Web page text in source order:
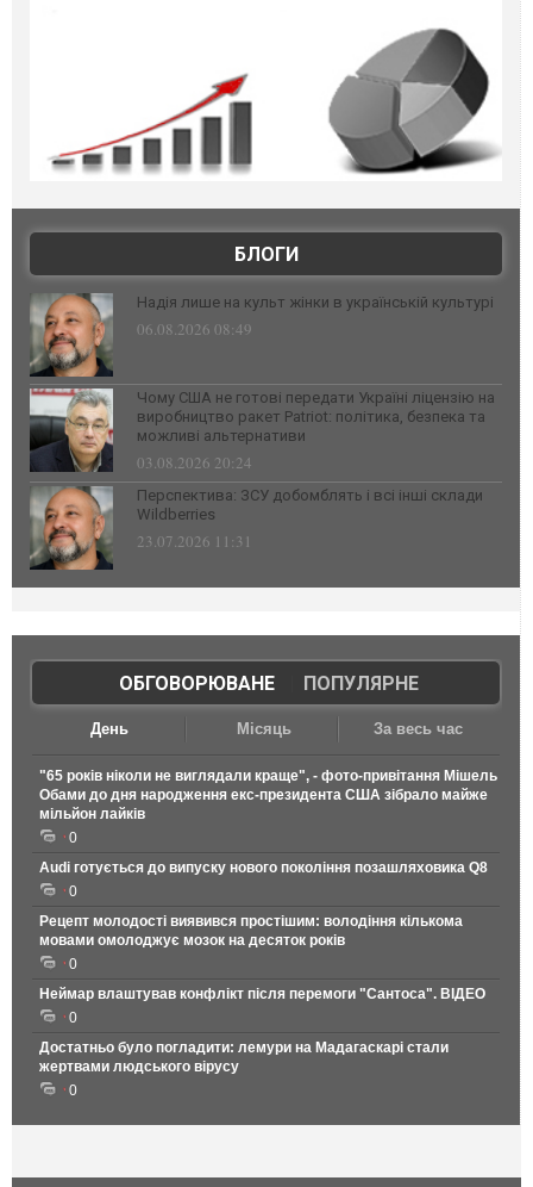
БЛОГИ
Надія лише на культ жінки в українській культурі
06.08.2026 08:49
Чому США не готові передати Україні ліцензію на
виробництво ракет Patriot: політика, безпека та
можливі альтернативи
03.08.2026 20:24
Перспектива: ЗСУ добомблять і всі інші склади
Wildberries
23.07.2026 11:31
ОБГОВОРЮВАНЕ| ПОПУЛЯРНЕ
День Місяць За весь час
"65 років ніколи не виглядали краще", - фото-привітання Мішель
Обами до дня народження екс-президента США зібрало майже
мільйон лайків
0
Audi готується до випуску нового покоління позашляховика Q8
0
Рецепт молодості виявився простішим: володіння кількома
мовами омолоджує мозок на десяток років
0
Неймар влаштував конфлікт після перемоги "Сантоса". ВІДЕО
0
Достатньо було погладити: лемури на Мадагаскарі стали
жертвами людського вірусу
0